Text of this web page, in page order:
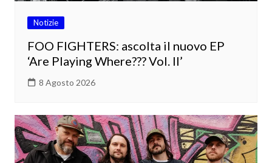
Notizie
FOO FIGHTERS: ascolta il nuovo EP
‘Are Playing Where??? Vol. II’
8 Agosto 2026